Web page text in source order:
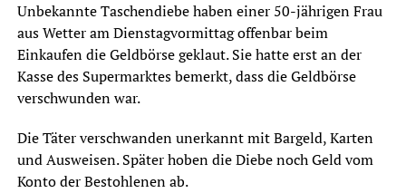
Unbekannte Taschendiebe haben einer 50-jährigen Frau
aus Wetter am Dienstagvormittag offenbar beim
Einkaufen die Geldbörse geklaut. Sie hatte erst an der
Kasse des Supermarktes bemerkt, dass die Geldbörse
verschwunden war.
Die Täter verschwanden unerkannt mit Bargeld, Karten
und Ausweisen. Später hoben die Diebe noch Geld vom
Konto der Bestohlenen ab.